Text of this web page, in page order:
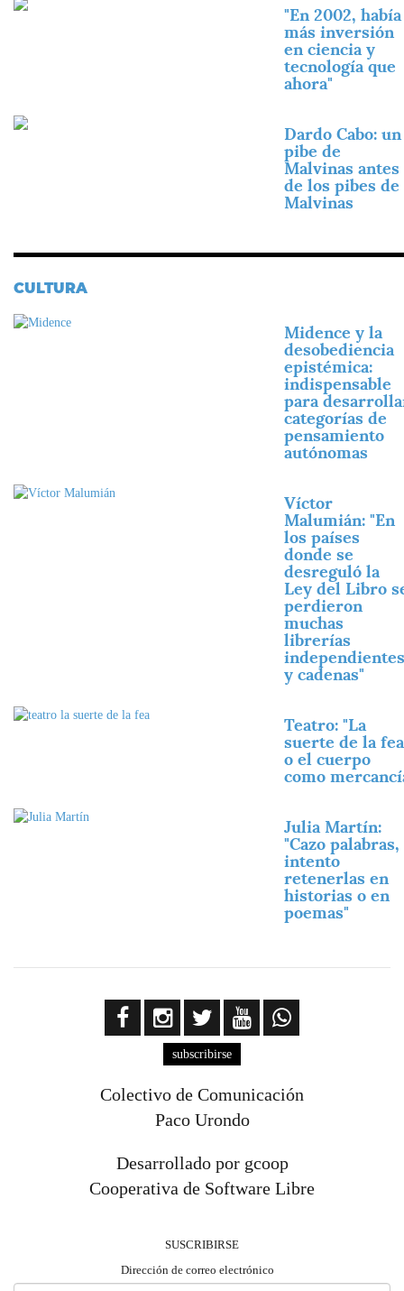
Imagen
"En 2002, había
más inversión
en ciencia y
tecnología que
ahora"
Imagen
Dardo Cabo: un
pibe de
Malvinas antes
de los pibes de
Malvinas
CULTURA
Imagen
Midence y la
desobediencia
epistémica:
indispensable
para
categorías de
pensamiento
autónomas
Imagen
Víctor
Malumián: "En
los países
donde se
desreguló la
Ley del Libro
perdieron
muchas
librerías
independientes
y cadenas"
Imagen
Teatro: "La
suerte de la
o el cuerpo
como
Imagen
Julia Martín:
"Cazo palabras,
intento
retenerlas en
historias o en
poemas"
subscribirse
Colectivo de Comunicación
Paco Urondo
Desarrollado por gcoop
Cooperativa de Software Libre
SUSCRIBIRSE
Dirección de correo electrónico